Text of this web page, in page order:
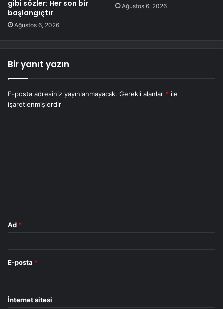
gibi sözler: Her son bir
başlangıçtır
Ağustos 6, 2026
Ağustos 6, 2026
Bir yanıt yazın
E-posta adresiniz yayınlanmayacak. Gerekli alanlar * ile
işaretlenmişlerdir
Ad *
E-posta *
İnternet sitesi